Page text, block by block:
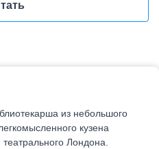
из небольшого
кузена
Лондона.